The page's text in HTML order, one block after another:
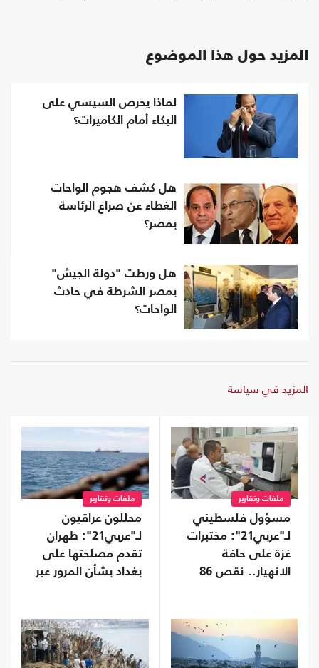
المزيد حول هذا الموضوع
لماذا يحرص السيسي على
البكاء أمام الكاميرات؟
هل كشف هجوم الواحات
الغطاء عن صراع الرئاسة
بمصر؟
هل ورطت "دولة الجيش"
بمصر الشرطة في حادث
الواحات؟
المزيد في سياسة
ملفات وتقارير
مسؤول فلسطيني
لـ"عربي21": مختبرات
غزة على حافة
الانهيار.. نقص 86
ملفات وتقارير
محللون عراقيون
لـ"عربي21": طهران
تقدم مصلحتها على
بغداد بشأن المرور عبر